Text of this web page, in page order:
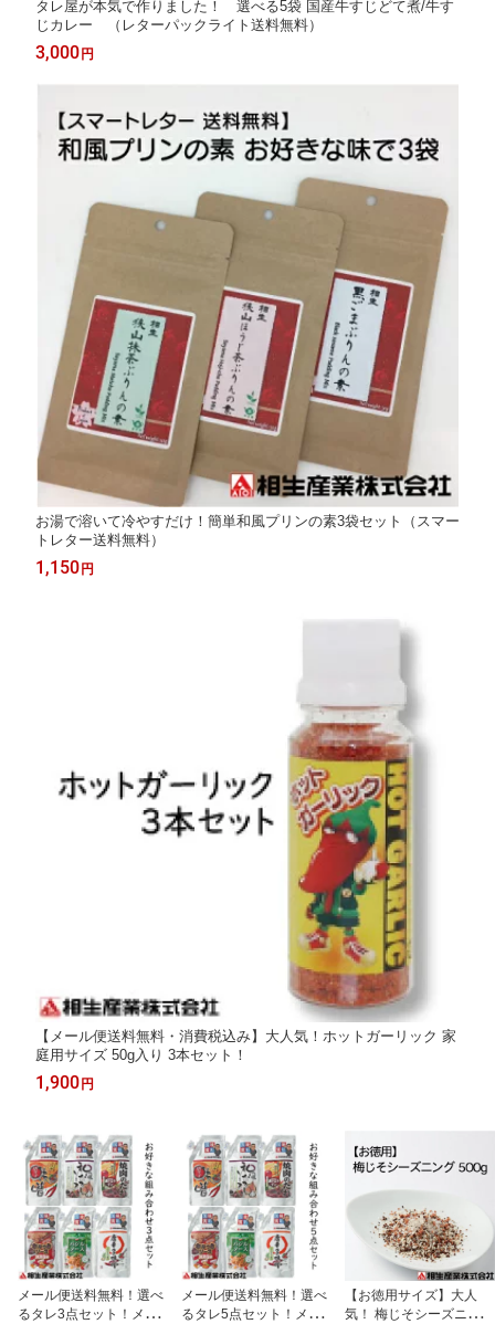
タレ屋が本気で作りました！ 選べる5袋 国産牛すじどて煮/牛す
じカレー （レターパックライト送料無料）
3,000 円
お湯で溶いて冷やすだけ！簡単和風プリンの素3袋セット（スマー
トレター送料無料）
1,150 円
【メール便送料無料・消費税込み】大人気！ホットガーリック 家
庭用サイズ 50g入り 3本セット！
1,900 円
メール便送料無料！選べ
るタレ3点セット！メー
メール便送料無料！選べ
るタレ5点セット！メー
【お徳用サイズ】大人
気！ 梅じそシーズニング